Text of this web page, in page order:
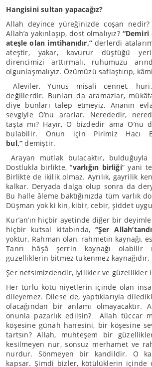
Hangisini sultan yapacağız?
Allah deyince yüreğinizde coşan
Allah’a yakınlaşıp, dost olmalıyız? “Demiri
ateşle olan imtihanıdır,”derlerdi
ateştir, yakar, kavurur düştüğü
direncimizi arttırmalı, ruhumuzu
olgunlaşmalıyız. Özümüzü saflaştırıp,
Aleviler, Yunus misali cennet,
değillerdir. Bunları da aramazlar,
diye bunları talep etmeyiz. Ananın
sevgiyle O’nu ararlar. Nerededir,
taşta mı? Hayır, O bizdedir ama O’nu
bulabilir. Onun için Pirimiz Hacı
bul,” demiştir.
Arayan mutlak bulacaktır,
Dostlukla birlikte, “varlığın birliği” yani
Birlikte de ikilik olmaz. Ayrılık, gayrilik
kalkar. Deryada dalga olup sonra da
Bu halle âleme baktığınızda tüm varlık
Düşman yok ki kin, kibir, cebir, şiddet
Kur’an’ın hiçbir ayetinde diğer bir
hiçbir kutsal kitabında, “Şer
yoktur. Rahman olan, rahmetin kaynağı,
Tanrı hâşâ şerrin kaynağı olabilir
güzelliklerin bitmez tükenmez kaynağıdır.
Şer nefsimizdendir, iyilikler ve güzellikler
Her türlü kötü niyetlerin içinde olan
dileyemez. Dilese de, yaptıklarıyla
olacağından bir anlamı olmayacaktır.
onunla pazarlık edilsin? Allah tüccar
köşesine günah hanesini, bir köşesine
tartsın? Allah, muhteşem bir
kesilmeyen nur, sonsuz merhamet ve
nurdur. Sönmeyen bir kandildir. O
kapsar. Şimdi bizler, kötülüklerin içinde